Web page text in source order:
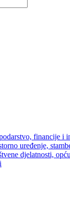
financije i
uređenje,
djelatnosti,